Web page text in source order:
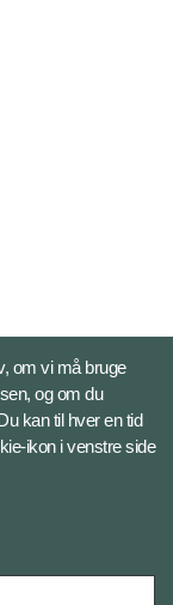
om vi må bruge
og om du
kan til hver en tid
ikon i venstre side